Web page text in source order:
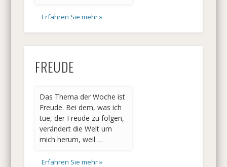
Erfahren Sie mehr »
FREUDE
Das Thema der Woche ist
Freude. Bei dem, was ich
tue, der Freude zu folgen,
verändert die Welt um
mich herum, weil …
Erfahren Sie mehr »